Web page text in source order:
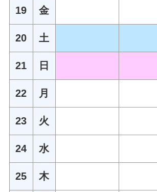
19 金
20 土
21 日
22 月
23 火
24 水
25 木